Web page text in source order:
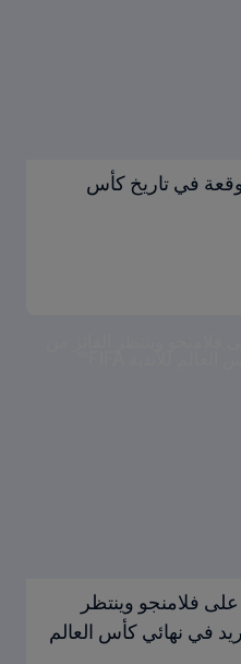
في تاريخ كأس
على فلامنجو وينتظر
في نهائي كأس العالم